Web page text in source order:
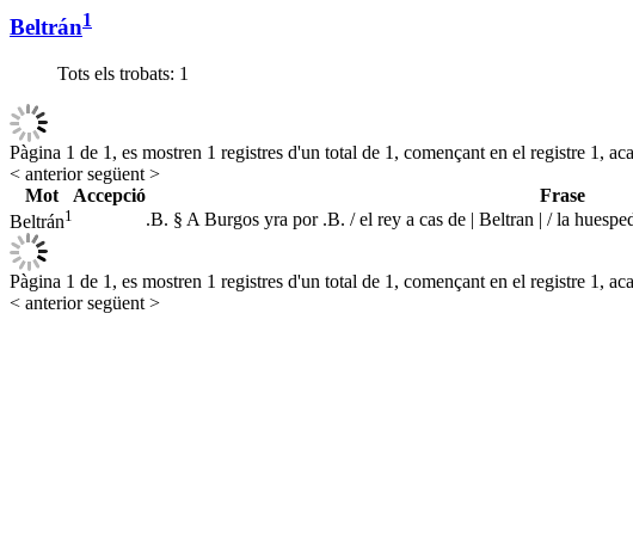
Beltrán1
Tots els trobats: 1
Pàgina 1 de 1, es mostren 1 registres d'un total de 1, començant en el registre 1,
< anteriorsegüent >
Mot
Accepció Frase
Beltrán1 .B. § A Burgos yra por .B. / el rey a cas de | Beltran | / la
Pàgina 1 de 1, es mostren 1 registres d'un total de 1, començant en el registre 1,
< anteriorsegüent >